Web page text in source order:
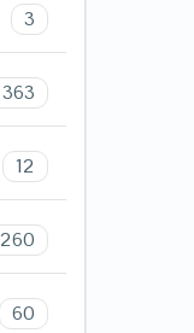
3
363
12
260
60